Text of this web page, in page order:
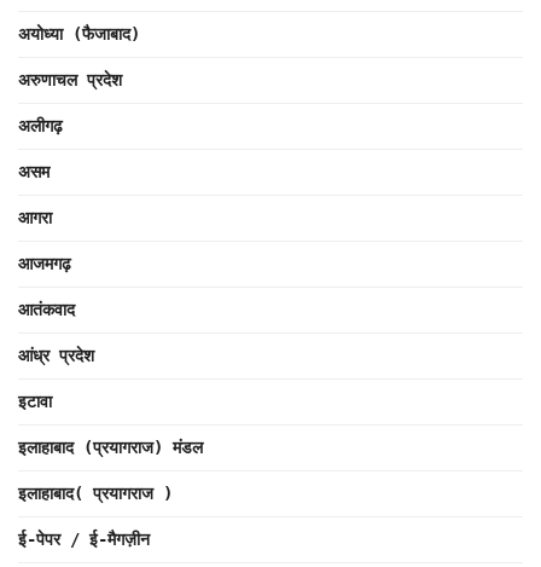
अयोध्या (फैजाबाद)
अरुणाचल प्रदेश
अलीगढ़
असम
आगरा
आजमगढ़
आतंकवाद
आंध्र प्रदेश
इटावा
इलाहाबाद (प्रयागराज) मंडल
इलाहाबाद( प्रयागराज )
ई-पेपर / ई-मैगज़ीन